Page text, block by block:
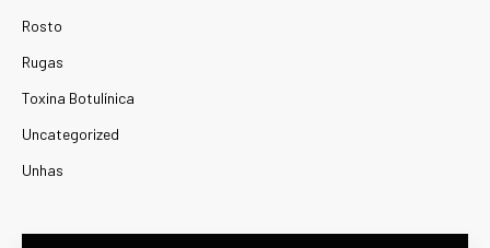
Rosto
Rugas
Toxina Botulínica
Uncategorized
Unhas